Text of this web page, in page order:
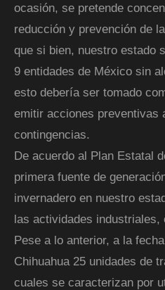
ocasión, se pretende
reducción y prevención de
que si bien, nuestro estado
9 entidades de México sin
esto debería ser tomado
emitir acciones preventivas
contingencias.
De acuerdo al Plan Estatal
primera fuente de
invernadero en nuestro
las actividades industriales,
Pese a lo anterior, a la
Chihuahua 25 unidades de
cuales se caracterizan por